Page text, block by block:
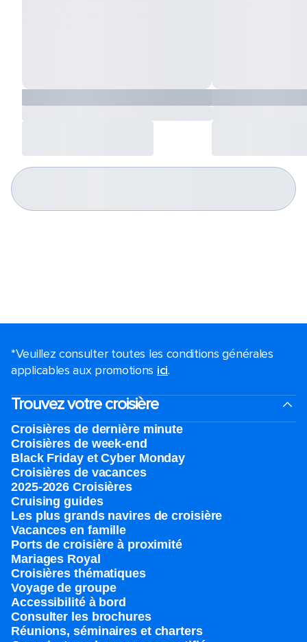
*Veuillez consulter toutes les conditions générales
applicables aux promotions ici.
Trouvez votre croisière
Croisières de dernière minute
Croisières de week-end
Black Friday et Cyber Monday
Croisières de vacances
2025-2026 Croisières
Cruising guides
Les plus grands navires de croisière
Vacances en famille
Ports de croisière à proximité
Mariages Royal
Croisières thématiques
Voyage de groupe​
Accessibilité à bord​
Consulter les brochures
Réunions, séminaires et charters